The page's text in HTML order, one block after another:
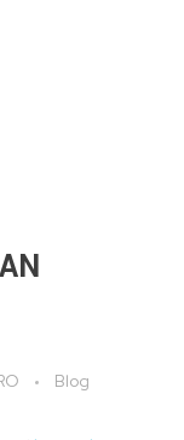
Blog